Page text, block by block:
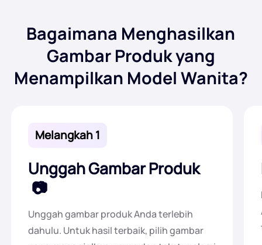
Bagaimana Menghasilkan
Gambar Produk yang
Menampilkan Model Wanita?
Melangkah 1
Unggah Gambar Produk
Unggah gambar produk Anda terlebih
dahulu. Untuk hasil terbaik, pilih gambar